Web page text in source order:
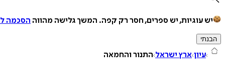
יש עוגיות, יש ספרים, חסר רק קפה. המשך גלישה מהווה הסכמה
הבנתי
עיון ארץ ישראל התנור והחמאה